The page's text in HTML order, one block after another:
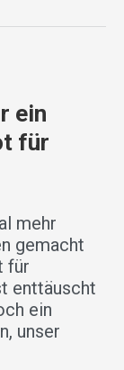
ein
für
mehr
gemacht
für
enttäuscht
ein
unser